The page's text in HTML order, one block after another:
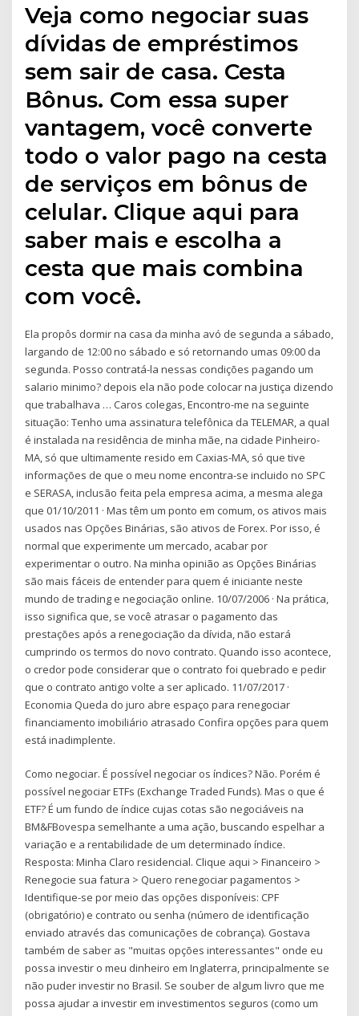
Veja como negociar suas
dívidas de empréstimos
sem sair de casa. Cesta
Bônus. Com essa super
vantagem, você converte
todo o valor pago na cesta
de serviços em bônus de
celular. Clique aqui para
saber mais e escolha a
cesta que mais combina
com você.
Ela propôs dormir na casa da minha avó de segunda a sábado,
largando de 12:00 no sábado e só retornando umas 09:00 da
segunda. Posso contratá-la nessas condições pagando um
salario minimo? depois ela não pode colocar na justiça dizendo
que trabalhava … Caros colegas, Encontro-me na seguinte
situação: Tenho uma assinatura telefônica da TELEMAR, a qual
é instalada na residência de minha mãe, na cidade Pinheiro-
MA, só que ultimamente resido em Caxias-MA, só que tive
informações de que o meu nome encontra-se incluido no SPC
e SERASA, inclusão feita pela empresa acima, a mesma alega
que 01/10/2011 · Mas têm um ponto em comum, os ativos mais
usados nas Opções Binárias, são ativos de Forex. Por isso, é
normal que experimente um mercado, acabar por
experimentar o outro. Na minha opinião as Opções Binárias
são mais fáceis de entender para quem é iniciante neste
mundo de trading e negociação online. 10/07/2006 · Na prática,
isso significa que, se você atrasar o pagamento das
prestações após a renegociação da dívida, não estará
cumprindo os termos do novo contrato. Quando isso acontece,
o credor pode considerar que o contrato foi quebrado e pedir
que o contrato antigo volte a ser aplicado. 11/07/2017 ·
Economia Queda do juro abre espaço para renegociar
financiamento imobiliário atrasado Confira opções para quem
está inadimplente.
Como negociar. É possível negociar os índices? Não. Porém é
possível negociar ETFs (Exchange Traded Funds). Mas o que é
ETF? É um fundo de índice cujas cotas são negociáveis na
BM&FBovespa semelhante a uma ação, buscando espelhar a
variação e a rentabilidade de um determinado índice.
Resposta: Minha Claro residencial. Clique aqui > Financeiro >
Renegocie sua fatura > Quero renegociar pagamentos >
Identifique-se por meio das opções disponíveis: CPF
(obrigatório) e contrato ou senha (número de identificação
enviado através das comunicações de cobrança). Gostava
também de saber as "muitas opções interessantes" onde eu
possa investir o meu dinheiro em Inglaterra, principalmente se
não puder investir no Brasil. Se souber de algum livro que me
possa ajudar a investir em investimentos seguros (como um